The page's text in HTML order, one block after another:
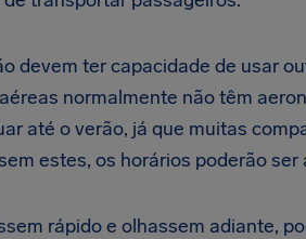
devem ter capacidade de usar
normalmente não têm
até o verão, já que muitas
estes, os horários poderão ser
rápido e olhassem adiante,